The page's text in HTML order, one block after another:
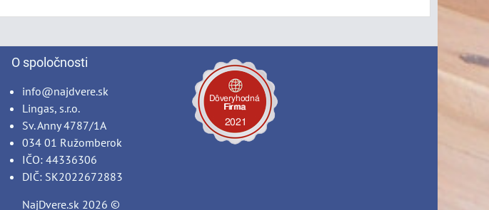
O spoločnosti
info@najdvere.sk
Lingas, s.r.o.
Sv. Anny 4787/1A
034 01 Ružomberok
IČO: 44336306
DIČ: SK2022672883
NajDvere.sk 2026 ©